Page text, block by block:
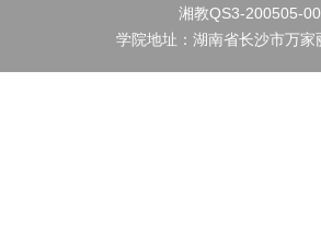
湘教QS3-200505-
学院地址：湖南省长沙市万